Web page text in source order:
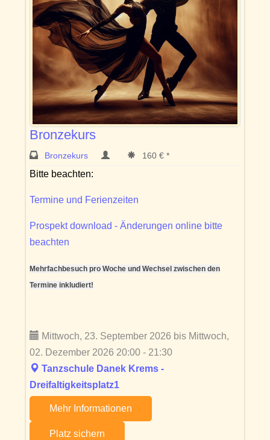
Bronzekurs
Bronzekurs 160 € *
Bitte beachten:
Termine und Ferienzeiten
Prospekt download - Änderungen online bitte
beachten
Mehrfachbesuch pro Woche und Wechsel zwischen den
Termine inkludiert!
Mittwoch, 23. September 2026 bis Mittwoch,
02. Dezember 2026 20:00 - 21:30
Tanzschule Danek Krems -
Dreifaltigkeitsplatz1
Mehr Informationen
Platz sichern